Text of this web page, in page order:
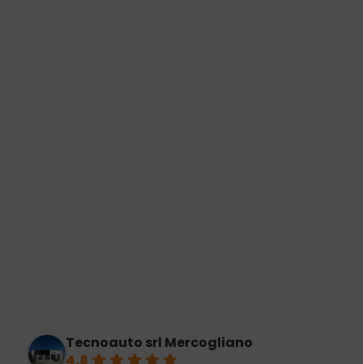
Tecnoauto srl Mercogliano
4.8